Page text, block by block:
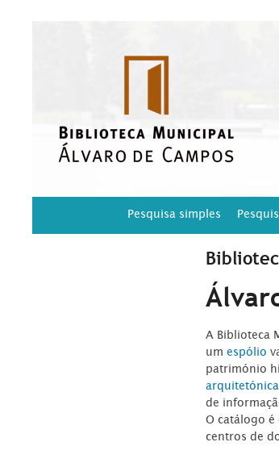
Pesquisa simples
A Biblioteca
um espólio
património
arquitetónica
de
O catálogo é
centros de